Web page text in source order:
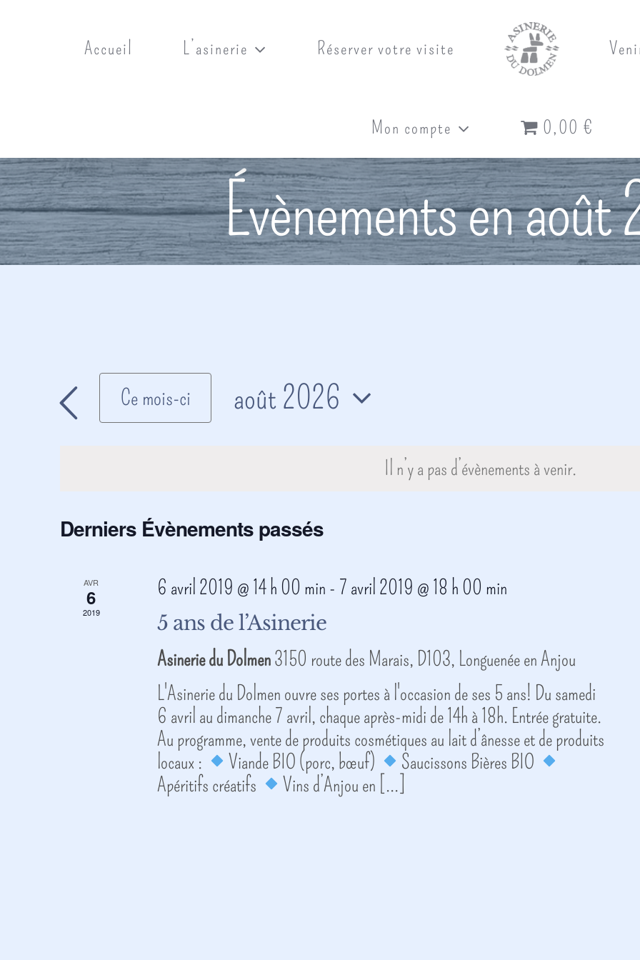
Accueil L’asinerie Réserver votre visite
Mon compte 0,00 €
Évènements en
Il n’y a pas d’évènements à venir.
Ce mois-ci
août 2026
Derniers Évènements passés
AVR
6
2019
6 avril 2019 @ 14 h 00 min - 7 avril 2019 @ 18 h 00 min
5 ans de l’Asinerie
Asinerie du Dolmen3150 route des Marais, D103, Longuenée en Anjou
L'Asinerie du Dolmen ouvre ses portes à l'occasion de ses 5 ans! Du samedi
6 avril au dimanche 7 avril, chaque après-midi de 14h à 18h. Entrée gratuite.
Au programme, vente de produits cosmétiques au lait d’ânesse et de produits
locaux :
Viande BIO (porc, bœuf)
Saucissons Bières BIO
Apéritifs créatifs
Vins d’Anjou en [...]